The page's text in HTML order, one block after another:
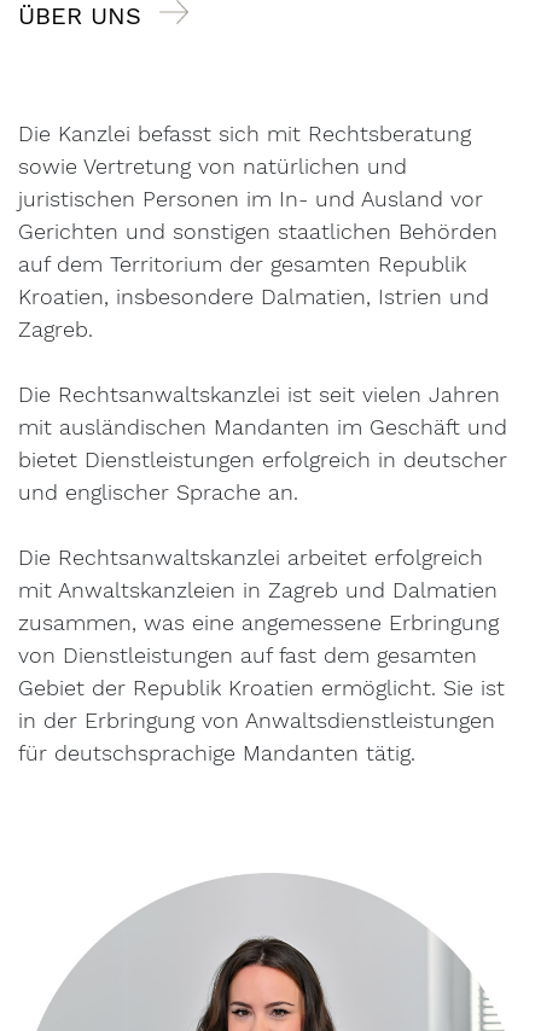
ÜBER UNS
Die Kanzlei befasst sich mit Rechtsberatung
sowie Vertretung von natürlichen und
juristischen Personen im In- und Ausland vor
Gerichten und sonstigen staatlichen Behörden
auf dem Territorium der gesamten Republik
Kroatien, insbesondere Dalmatien, Istrien und
Zagreb.
Die Rechtsanwaltskanzlei ist seit vielen Jahren
mit ausländischen Mandanten im Geschäft und
bietet Dienstleistungen erfolgreich in deutscher
und englischer Sprache an.
Die Rechtsanwaltskanzlei arbeitet erfolgreich
mit Anwaltskanzleien in Zagreb und Dalmatien
zusammen, was eine angemessene Erbringung
von Dienstleistungen auf fast dem gesamten
Gebiet der Republik Kroatien ermöglicht. Sie ist
in der Erbringung von Anwaltsdienstleistungen
für deutschsprachige Mandanten tätig.